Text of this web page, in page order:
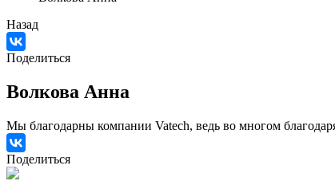
Назад
Поделиться
Волкова Анна
Мы благодарны компании Vatech, ведь во многом
Поделиться